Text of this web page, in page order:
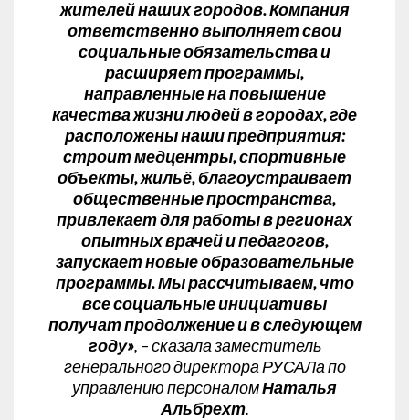
жителей наших городов. Компания
ответственно выполняет свои
социальные обязательства и
расширяет программы,
направленные на повышение
качества жизни людей в городах, где
расположены наши предприятия:
строит медцентры, спортивные
объекты, жильё, благоустраивает
общественные пространства,
привлекает для работы в регионах
опытных врачей и педагогов,
запускает новые образовательные
программы. Мы рассчитываем, что
все социальные инициативы
получат продолжение и в следующем
году», – сказала заместитель
генерального директора РУСАЛа по
управлению персоналомНаталья
Альбрехт.